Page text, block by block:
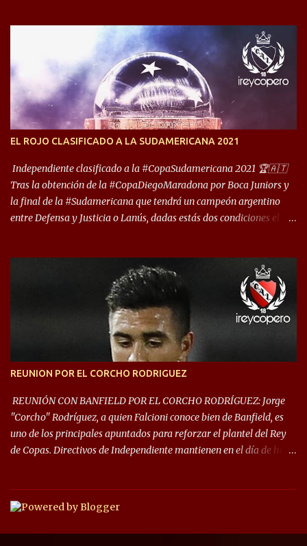
Libertadores de América) los distancian solo 150 metros. Por ello
son protagonistas de un clásico de los más picantes del fútbol
argentino. De ella también forma parte Arsenal, equipo que
transitó por la primera división del fútbol local durante muchos
años. Dock Sud es otro de los que comparten esas tierras, aunque el
foco de atención es la convivencia Independiente - Racing. “No
deporte”, afirmó Facundo Moyano. “Creo que Avellaneda...
EL ROJO CLASIFICADO A LA SUDAMERICANA 2021
Independiente clasificado a la #CopaSudamericana 2021 🏆🇦🇹
Tras la obtención de la #CopaDiegoMaradona por Boca Juniors y
la final de la #Sudamericana que tendrá un campeón argentino
entre Defensa y Justicia o Lanús, dadas estás dos condiciones el
que iniciará en fase de grupos con 6 partidos, de los cuales sólo los
primeros de cada grupo jugarán los 8vos. con los 3ros. mejores de
las fases de grupos de la #CopaLibertadores 2021. ¡Este año hay
noche de Copas Rey! ⚽🇦🇹👑🏆.
REUNION POR EL CORCHO RODRIGUEZ
REUNIÓN CON BANFIELD POR EL CORCHO RODRÍGUEZ: Jorge
"Corcho" Rodríguez, a quien Falcioni conoce bien de Banfield, es
uno de los principales apuntados para reforzar el plantel del Rey
de Copas. Directivos de Independiente mantienen en el día de hoy
préstamo con opción de compra pero, por lo que se sabe, Banfield
busca vender al menos el 50% del pase por una cifra cercana a los
1,5 millones de dólares. El volante central titular del Banfield y